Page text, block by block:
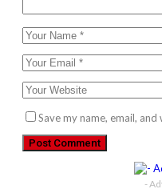
Save my name, email,
-